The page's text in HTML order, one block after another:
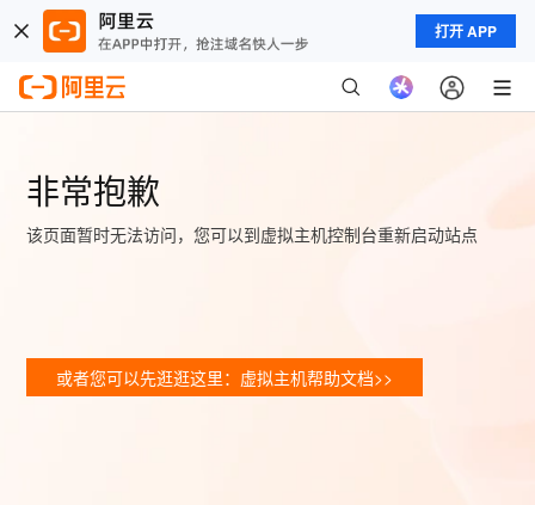
打开 APP
非常抱歉
该页面暂时无法访问，您可以到虚拟主机控制台重新启动站点
或者您可以先逛逛这里：虚拟主机帮助文档>>